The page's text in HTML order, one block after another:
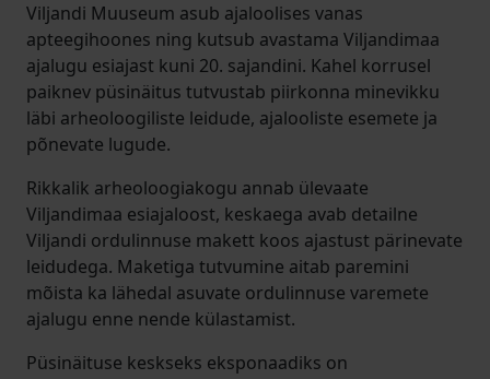
Viljandi Muuseum asub ajaloolises vanas
apteegihoones ning kutsub avastama Viljandimaa
ajalugu esiajast kuni 20. sajandini. Kahel korrusel
paiknev püsinäitus tutvustab piirkonna minevikku
läbi arheoloogiliste leidude, ajalooliste esemete ja
põnevate lugude.
Rikkalik arheoloogiakogu annab ülevaate
Viljandimaa esiajaloost, keskaega avab detailne
Viljandi ordulinnuse makett koos ajastust pärinevate
leidudega. Maketiga tutvumine aitab paremini
mõista ka lähedal asuvate ordulinnuse varemete
ajalugu enne nende külastamist.
Püsinäituse keskseks eksponaadiks on